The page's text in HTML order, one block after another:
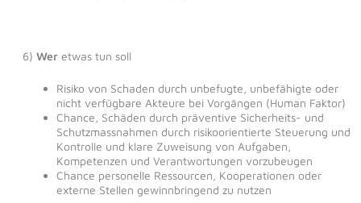
6) Weretwas tun soll
Risiko von Schaden durch unbefugte, unbefähigte oder
nicht verfügbare Akteure bei Vorgängen (Human Faktor)
Chance, Schäden durch präventive Sicherheits- und
Schutzmassnahmen durch risikoorientierte Steuerung und
Kontrolle und klare Zuweisung von Aufgaben,
Kompetenzen und Verantwortungen vorzubeugen
Chance personelle Ressourcen, Kooperationen oder
externe Stellen gewinnbringend zu nutzen